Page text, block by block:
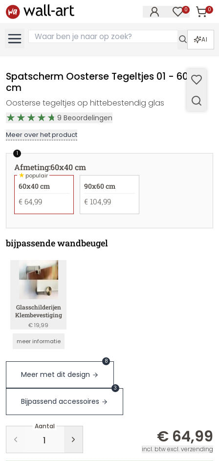
0 0
AI
Spatscherm Oosterse Tegeltjes 01 - 60x40
cm
Oosterse tegeltjes op hittebestendig glas
9 Beoordelingen
Meer over het product
1
Afmeting:60x40 cm
★populair
60x40 cm
€ 64,99
90x60 cm
€ 104,99
bijpassende wandbeugel
Glasschilderijen
Klembevestiging
€ 19,99
meer informatie
Meer met dit design
8
Bijpassend accessoires
3
Aantal
€ 64,99
incl. btw excl. verzending